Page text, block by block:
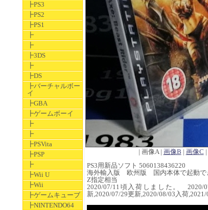
┣PS3
┣PS2
┣PS1
┣
┣
┣3DS
┣
┣DS
┣バーチャルボー
イ
┣GBA
┣ゲームボーイ
┣
┣
┣PSVita
┣PSP
┣
┣Wii U
┣Wii
┣ゲームキューブ
┣NINTENDO64
| 画像A | 画像B | 画像C |
PS3用新品ソフト 5060138436220
海外輸入版 欧州版 国内本体で起動で
Z指定相当
2020/07/11頃入荷しました。 2020/
新,2020/07/29更新,2020/08/03入荷